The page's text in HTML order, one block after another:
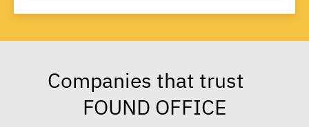
Companies that trust
FOUND OFFICE